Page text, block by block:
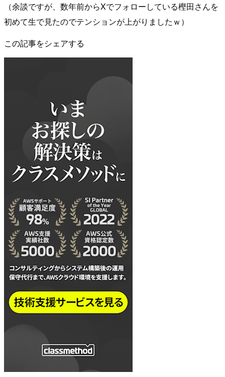
（余談ですが、数年前からXでフォローしている樫田さんを
初めて生で見たのでテンションが上がりましたｗ）
この記事をシェアする